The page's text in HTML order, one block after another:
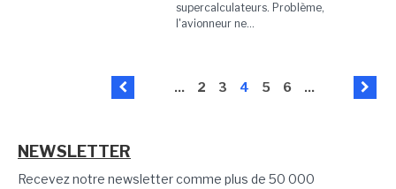
supercalculateurs. Problème,
l'avionneur ne...
... 2 3 4 5 6 ...
NEWSLETTER
Recevez notre newsletter comme plus de 50 000